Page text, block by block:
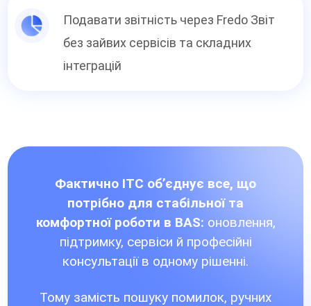
Подавати звітність через Fredo Звіт
без зайвих сервісів та складних
інтеграцій
Фактично ІТС об’єднує все, що
потрібно для стабільної та
комфортної роботи в BAS: оновлення,
підтримку, сервіси й професійні
консультації в одному рішенні.
Тому замість пошуку помилок, ручних